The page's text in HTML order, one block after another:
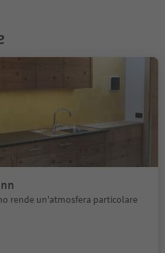
rende un'atmosfera particolare